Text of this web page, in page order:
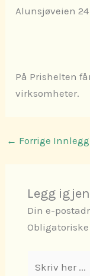
Alunsjøveien 24
På Prishelten
virksomheter.
← Forrige Innlegg
Legg
Din e-